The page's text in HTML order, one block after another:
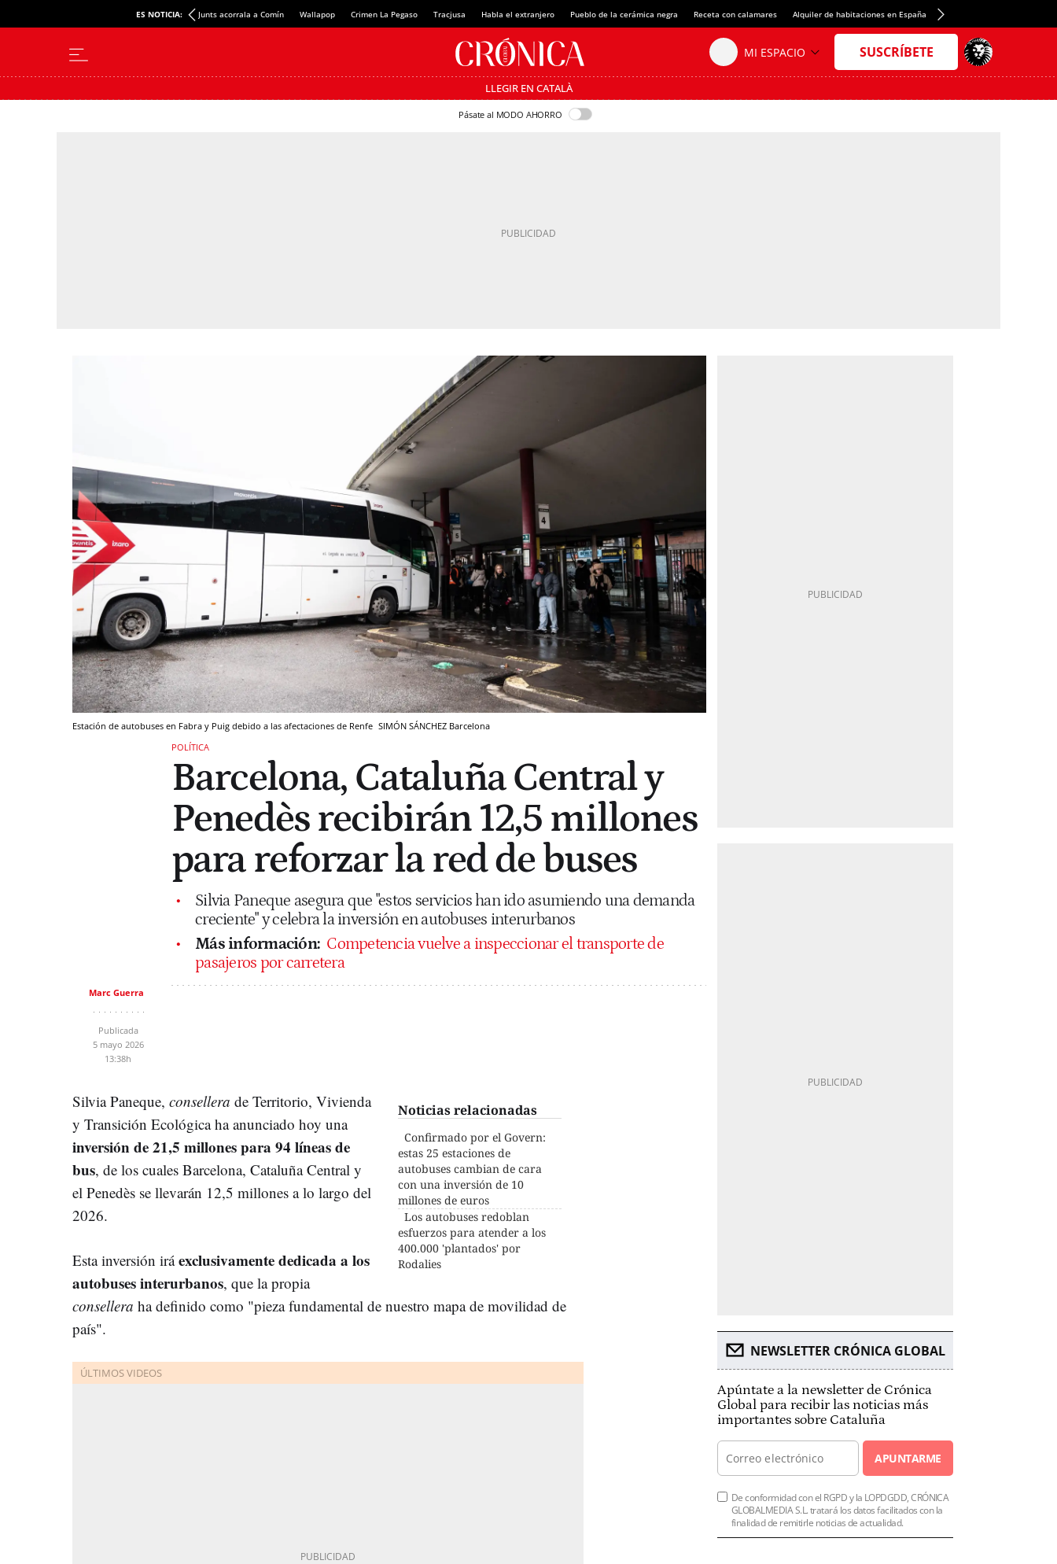
ES NOTICIA: Junts acorrala a Comín Wallapop Crimen La Pegaso Tracjusa Habla el extranjero Pueblo de la cerámica negra Receta con calamares Alquiler de habitaciones en España Crédito del Spotify Camp Nou
LLEGIR EN CATALÀ
Pásate al MODO AHORRO
Estación de autobuses en Fabra y Puig debido a las afectaciones de Renfe SIMÓN SÁNCHEZ Barcelona
POLÍTICA
Barcelona, Cataluña Central y
Penedès recibirán 12,5 millones
para reforzar la red de buses
Silvia Paneque asegura que "estos servicios han ido asumiendo una demanda
creciente" y celebra la inversión en autobuses interurbanos
Más información: Competencia vuelve a inspeccionar el transporte de
pasajeros por carretera
Marc Guerra
Publicada
5 mayo 2026
13:38h
Noticias relacionadas
Confirmado por el Govern:
estas 25 estaciones de
autobuses cambian de cara
con una inversión de 10
millones de euros
Los autobuses redoblan
esfuerzos para atender a los
400.000 'plantados' por
Rodalies
Silvia Paneque, consellera de Territorio, Vivienda
y Transición Ecológica ha anunciado hoy una
inversión de 21,5 millones para 94 líneas de
bus, de los cuales Barcelona, Cataluña Central y
el Penedès se llevarán 12,5 millones a lo largo del
2026.
Esta inversión iráexclusivamente dedicada a los
autobuses interurbanos, que la propia
consellera ha definido como "pieza fundamental de nuestro mapa de movilidad de
país".
NEWSLETTER CRÓNICA GLOBAL
Apúntate a la newsletter de Crónica
Global para recibir las noticias más
importantes sobre Cataluña
APUNTARME
De conformidad con el RGPD y la LOPDGDD, CRÓNICA
GLOBALMEDIA S.L. tratará los datos facilitados con la
finalidad de remitirle noticias de actualidad.